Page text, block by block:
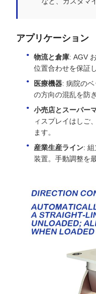
アプリケーション
物流と倉庫: AGV
位置合わせを保証
医療機器: 病院の
の方向の混乱を防
小売店とスーパー
ィスプレイはしご
ます。
産業生産ライン:
装置。手動調整を